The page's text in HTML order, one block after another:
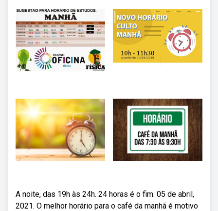
A noite, das 19h às 24h. 24 horas é o fim. 05 de abril,
2021. O melhor horário para o café da manhã é motivo